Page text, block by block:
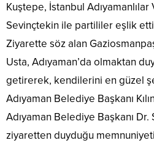
Kuştepe, İstanbul Adıyamanlılar
Sevinçtekin ile partililer eşlik
Ziyarette söz alan
Usta, Adıyaman’da olmaktan
getirerek, kendilerini en güzel
Adıyaman Belediye Başkanı
Adıyaman Belediye Başkanı Dr.
ziyaretten duyduğu